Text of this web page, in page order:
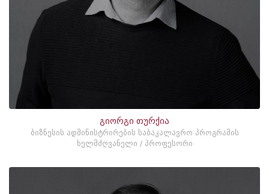
გიორგი თურქია
ბიზნესის ადმინისტრირების საბაკალავრო პროგრამის
ხელმძღვანელი / პროფესორი